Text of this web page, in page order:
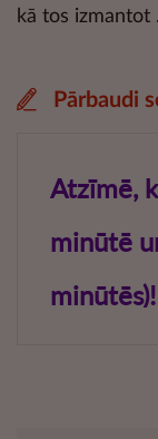
kā tos izmantot .
Pārbaudi